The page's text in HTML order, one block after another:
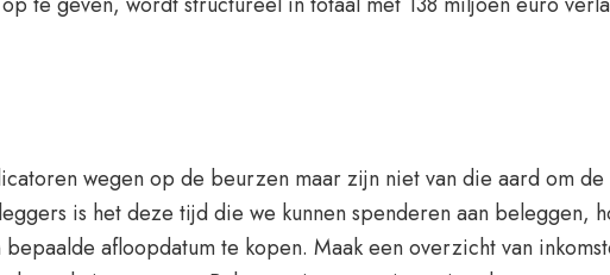
wegen op de beurzen maar zijn niet van die aard om
is het deze tijd die we kunnen spenderen aan beleggen,
afloopdatum te kopen. Maak een overzicht van